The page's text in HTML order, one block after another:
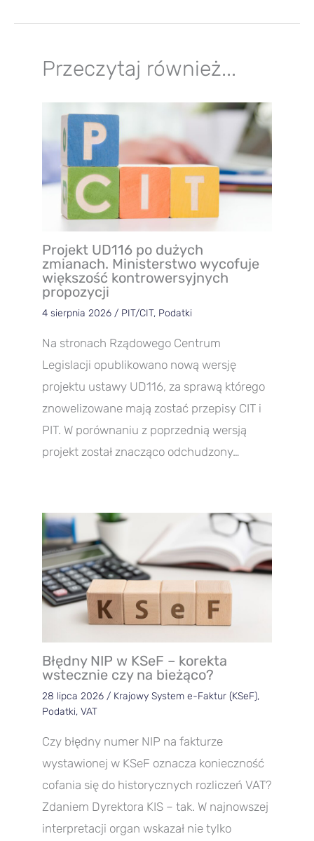
Przeczytaj również...
Projekt UD116 po dużych
zmianach. Ministerstwo wycofuje
większość kontrowersyjnych
propozycji
4 sierpnia 2026 / PIT/CIT, Podatki
Na stronach Rządowego Centrum
Legislacji opublikowano nową wersję
projektu ustawy UD116, za sprawą którego
znowelizowane mają zostać przepisy CIT i
PIT. W porównaniu z poprzednią wersją
projekt został znacząco odchudzony…
Błędny NIP w KSeF – korekta
wstecznie czy na bieżąco?
28 lipca 2026 / Krajowy System e-Faktur (KSeF),
Podatki, VAT
Czy błędny numer NIP na fakturze
wystawionej w KSeF oznacza konieczność
cofania się do historycznych rozliczeń VAT?
Zdaniem Dyrektora KIS – tak. W najnowszej
interpretacji organ wskazał nie tylko